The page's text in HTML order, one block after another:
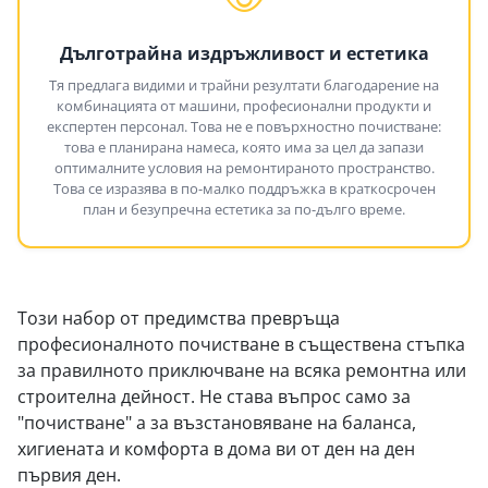
Дълготрайна издръжливост и естетика
Тя предлага видими и трайни резултати благодарение на
комбинацията от машини, професионални продукти и
експертен персонал. Това не е повърхностно почистване:
това е планирана намеса, която има за цел да запази
оптималните условия на ремонтираното пространство.
Това се изразява в по-малко поддръжка в краткосрочен
план и безупречна естетика за по-дълго време.
Този набор от предимства превръща
професионалното почистване в съществена стъпка
за правилното приключване на всяка ремонтна или
строителна дейност. Не става въпрос само за
"почистване" а за възстановяване на баланса,
хигиената и комфорта в дома ви от ден на ден
първия ден.